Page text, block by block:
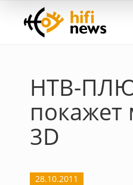
НТВ-
покажет
3D
28.10.2011